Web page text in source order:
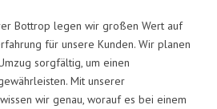
Bottrop legen wir großen Wert auf
für unsere Kunden. Wir planen
sorgfältig, um einen
Mit unserer
wir genau, worauf es bei einem